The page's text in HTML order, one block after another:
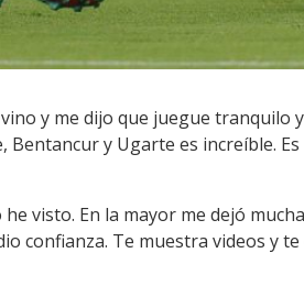
y me dijo que juegue tranquilo
y Ugarte es increíble.
visto. En la mayor me dejó
confianza. Te muestra videos y